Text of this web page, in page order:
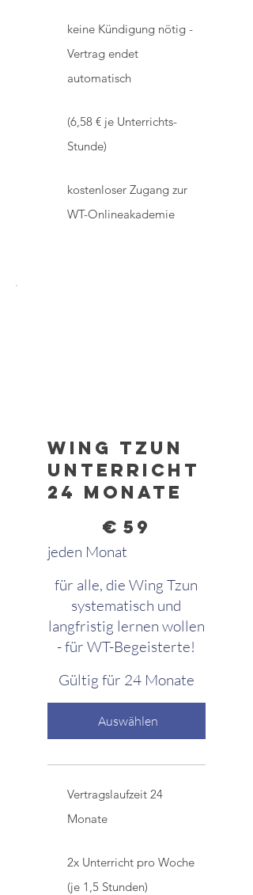
keine Kündigung nötig -
Vertrag endet
automatisch
(6,58 € je Unterrichts-
Stunde)
kostenloser Zugang zur
WT-Onlineakademie
Wing Tzun
Unterricht
24 Monate
€ 59
jeden Monat
für alle, die Wing Tzun
systematisch und
langfristig lernen wollen
- für WT-Begeisterte!
Gültig für 24 Monate
Auswählen
Vertragslaufzeit 24
Monate
2x Unterricht pro Woche
(je 1,5 Stunden)